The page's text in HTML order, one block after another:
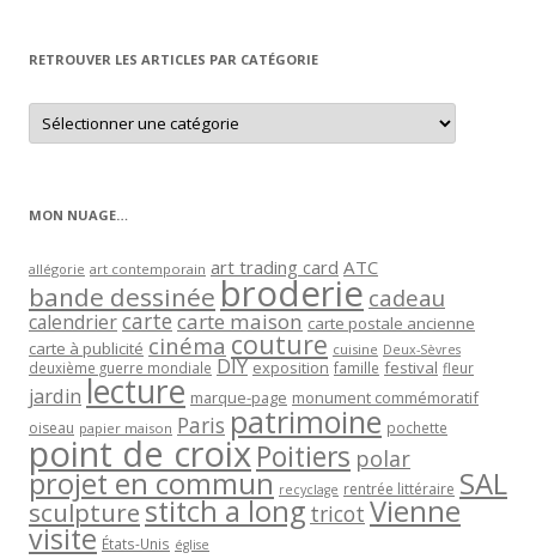
RETROUVER LES ARTICLES PAR CATÉGORIE
Retrouver
les
articles
MON NUAGE…
allégorie art contemporain art trading card ATC
bande dessinée broderie cadeau
calendriercartecarte maison carte postale ancienne
carte à publicité cinéma couture cuisine Deux-Sèvres
deuxième guerre mondiale DIY exposition famille festival fleur
jardin lecture marque-page monument commémoratif
oiseau papier maison Paris patrimoine pochette
point de croixPoitiers polar
projet en commun recyclage rentrée littéraire SAL
sculpturestitch a long tricot Vienne
visite États-Unis église